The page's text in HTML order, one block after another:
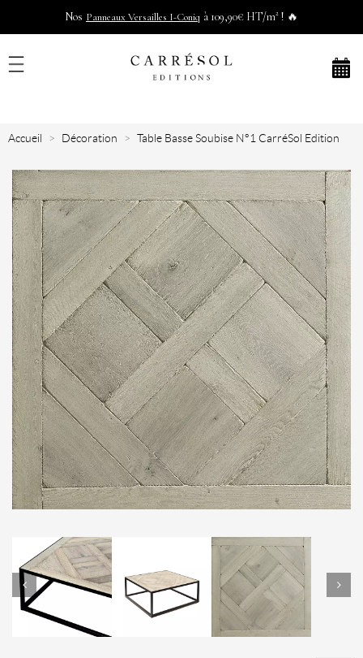
Nos Panneaux Versailles I-Coniq à 109,90€ HT/m² ! 🔥
Accueil Décoration Table Basse Soubise N°1 CarréSol Edition